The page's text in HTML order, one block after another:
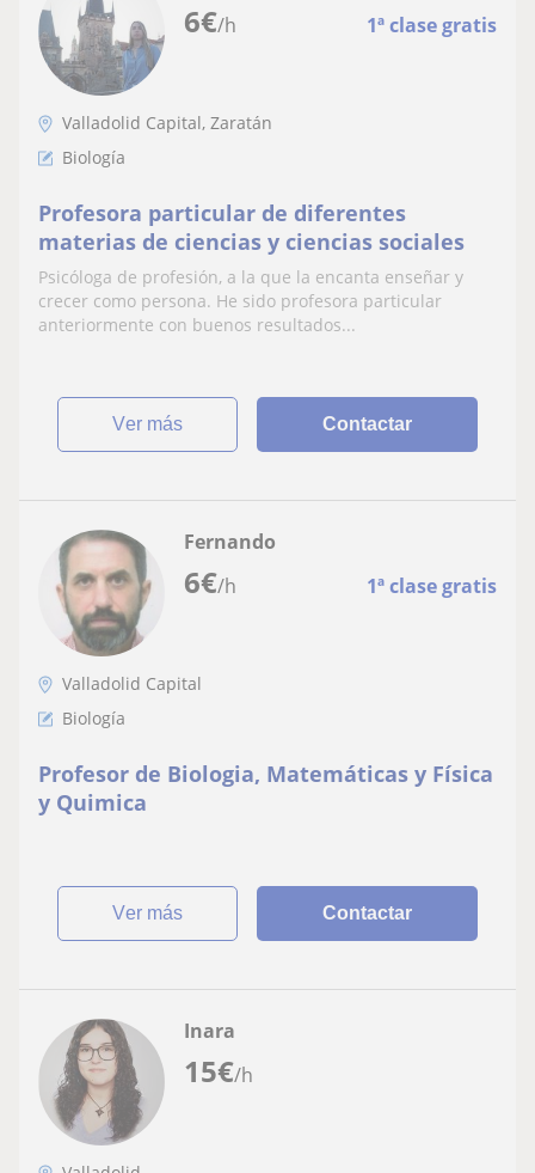
6€/h 1ª clase gratis
Valladolid Capital, Zaratán
Biología
Profesora particular de diferentes
materias de ciencias y ciencias sociales
Psicóloga de profesión, a la que la encanta enseñar y
crecer como persona. He sido profesora particular
anteriormente con buenos resultados...
ver más Contactar
6€/h 1ª clase gratis
Fernando
Valladolid Capital
Biología
Profesor de Biologia, Matemáticas y Física
y Quimica
ver más Contactar
15€/h
Inara